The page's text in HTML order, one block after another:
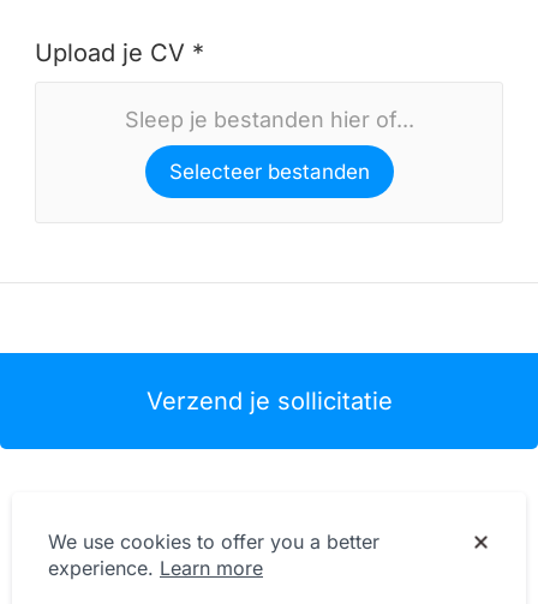
Upload je CV *
Sleep je bestanden hier of...
Selecteer bestanden
Verzend je sollicitatie
We use cookies to offer you a better
experience. Learn more